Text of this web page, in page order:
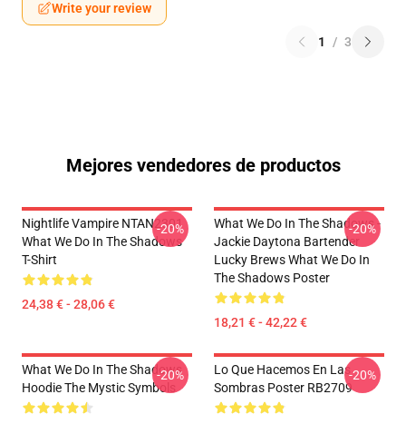
Write your review
1 / 3
Mejores vendedores de productos
Nightlife Vampire NTAN2301
What We Do In The Shadows
T-Shirt
24,38 € - 28,06 €
-20%
What We Do In The Shadows -
Jackie Daytona Bartender
Lucky Brews What We Do In
The Shadows Poster
18,21 € - 42,22 €
-20%
What We Do In The Shadows
Hoodie The Mystic Symbols
-20%
Lo Que Hacemos En Las
Sombras Poster RB2709
-20%